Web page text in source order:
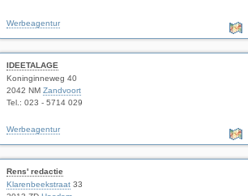
Werbeagentur
IDEETALAGE
Koninginneweg 40
2042 NM Zandvoort
Tel.: 023 - 5714 029
Werbeagentur
Rens' redactie
Klarenbeekstraat33